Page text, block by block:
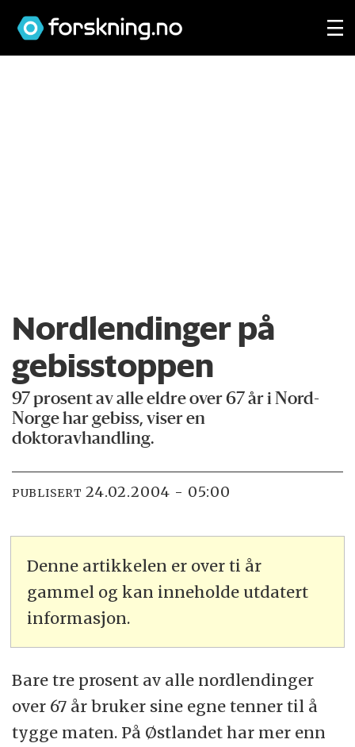
Nordlendinger på
gebisstoppen
97 prosent av alle eldre over 67 år i Nord-
Norge har gebiss, viser en
doktoravhandling.
PUBLISERT 24.02.2004 - 05:00
Denne artikkelen er over ti år
gammel og kan inneholde utdatert
informasjon.
Bare tre prosent av alle nordlendinger
over 67 år bruker sine egne tenner til å
tygge maten. På Østlandet har mer enn